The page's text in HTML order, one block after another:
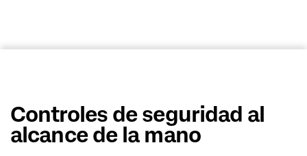
Controles de seguridad al
alcance de la mano